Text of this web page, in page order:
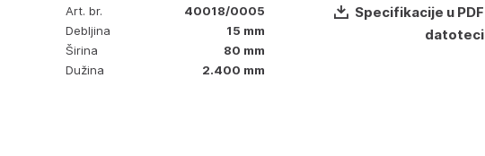
Art. br.
40018/0005
Debljina
15 mm
Širina
80 mm
Dužina
2.400 mm
Specifikacije u PDF
datoteci